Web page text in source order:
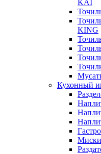
KAI
KING
Кухонный
Миски